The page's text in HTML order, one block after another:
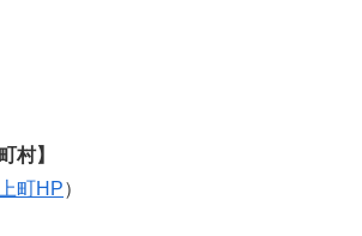
村】
町HP）